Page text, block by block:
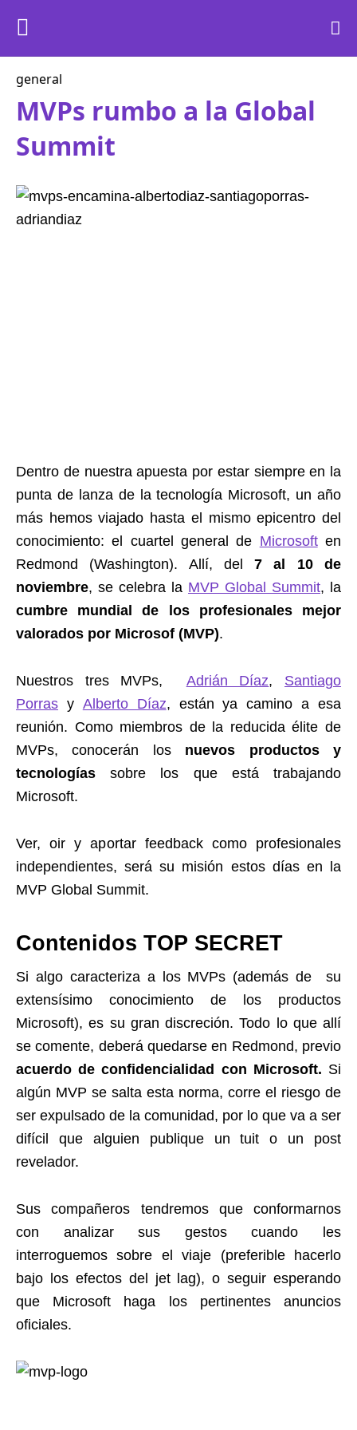
general
MVPs rumbo a la Global
Summit
Dentro de nuestra apuesta por estar siempre en la
punta de lanza de la tecnología Microsoft, un año
más hemos viajado hasta el mismo epicentro del
conocimiento: el cuartel general de Microsoften
Redmond (Washington). Allí, del
7 al 10 de
noviembre, se celebra la MVP Global Summit, la
cumbre mundial de los profesionales mejor
valorados por Microsof (MVP).
Nuestros tres MVPs, Adrián Díaz, Santiago
Porras y Alberto Díaz, están ya camino a esa
reunión. Como miembros de la reducida élite de
MVPs, conocerán los nuevos productos y
tecnologías sobre los que está trabajando
Microsoft.
Ver, oir y aportar feedback como profesionales
independientes, será su misión estos días en la
MVP Global Summit.
Contenidos TOP SECRET
Si algo caracteriza a los MVPs (además de su
extensísimo conocimiento de los productos
Microsoft), es su gran discreción. Todo lo que allí
se comente, deberá quedarse en Redmond, previo
acuerdo de confidencialidad con Microsoft. Si
algún MVP se salta esta norma, corre el riesgo de
ser expulsado de la comunidad, por lo que va a ser
difícil que alguien publique un tuit o un post
revelador.
Sus compañeros tendremos que conformarnos
con analizar sus gestos cuando les
interroguemos sobre el viaje (preferible hacerlo
bajo los efectos del jet lag), o seguir esperando
que Microsoft haga los pertinentes anuncios
oficiales.